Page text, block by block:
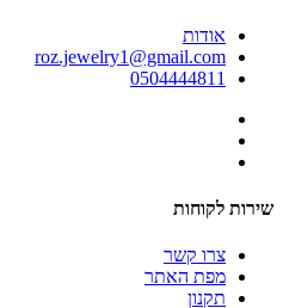
אודות
roz.jewelry1@gmail.com
0504444811
שירות לקוחות
צרו קשר
מפת האתר
תקנון